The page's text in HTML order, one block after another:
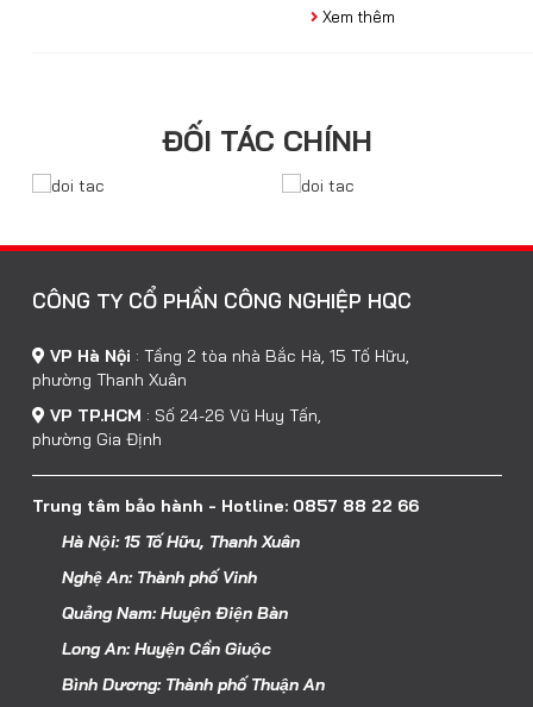
Xem thêm
ĐỐI TÁC CHÍNH
CÔNG TY CỔ PHẦN CÔNG NGHIỆP HQC
VP Hà Nội : Tầng 2 tòa nhà Bắc Hà, 15 Tố Hữu,
phường Thanh Xuân
VP TP.HCM : Số 24-26 Vũ Huy Tấn,
phường Gia Định
Trung tâm bảo hành - Hotline: 0857 88 22 66
Hà Nội: 15 Tố Hữu, Thanh Xuân
Nghệ An: Thành phố Vinh
Quảng Nam: Huyện Điện Bàn
Long An: Huyện Cần Giuộc
Bình Dương: Thành phố Thuận An